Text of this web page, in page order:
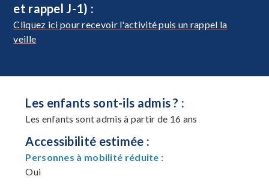
et rappel J-1) :
Cliquez ici pour recevoir l'activité puis un rappel la
veille
Les enfants sont-ils admis ? :
Les enfants sont admis à partir de 16 ans
Accessibilité estimée :
Personnes à mobilité réduite :
Oui